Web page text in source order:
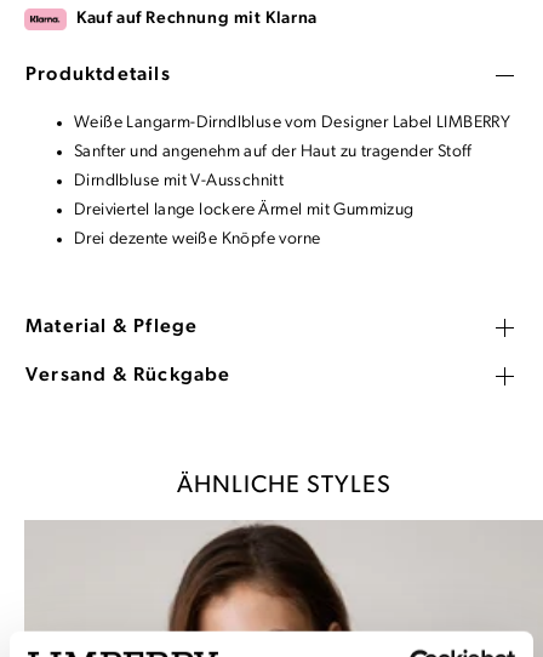
Kauf auf Rechnung mit Klarna
Produktdetails
Weiße Langarm-Dirndlbluse vom Designer Label LIMBERRY
Sanfter und angenehm auf der Haut zu tragender Stoff
Dirndlbluse mit V-Ausschnitt
Dreiviertel lange lockere Ärmel mit Gummizug
Drei dezente weiße Knöpfe vorne
Material & Pflege
Versand & Rückgabe
ÄHNLICHE STYLES